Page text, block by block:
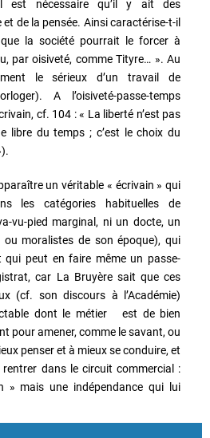
est nécessaire qu’il y ait des
de la pensée. Ainsi caractérise-t-il
que la société pourrait le forcer à
par oisiveté, comme Tityre… ». Au
le sérieux d’un travail de
A l’oisiveté-passe-temps
cf. 104 : « La liberté n’est pas
libre du temps ; c’est le choix du
un véritable « écrivain » qui
les catégories habituelles de
vu-pied marginal, ni un docte, un
moralistes de son époque), qui
qui peut en faire même un passe-
car La Bruyère sait que ces
(cf. son discours à l’Académie)
dont le métier est de bien
pour amener, comme le savant, ou
penser et à mieux se conduire, et
dans le circuit commercial :
» mais une indépendance qui lui